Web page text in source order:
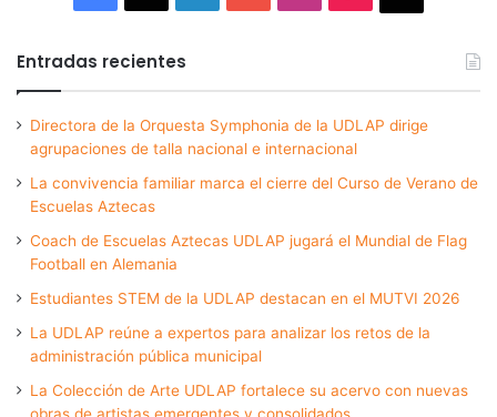
Entradas recientes
Directora de la Orquesta Symphonia de la UDLAP dirige
agrupaciones de talla nacional e internacional
La convivencia familiar marca el cierre del Curso de Verano de
Escuelas Aztecas
Coach de Escuelas Aztecas UDLAP jugará el Mundial de Flag
Football en Alemania
Estudiantes STEM de la UDLAP destacan en el MUTVI 2026
La UDLAP reúne a expertos para analizar los retos de la
administración pública municipal
La Colección de Arte UDLAP fortalece su acervo con nuevas